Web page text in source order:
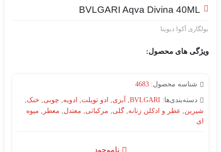
BVLGARI Aqva Divina 40ML
بولگاری آکوا دیوینا
ویژگی های محصول:
شناسه محصول: 4683
دسته‌بندی‌ها: BVLGARI آبزی ادو تویلت ادویه چوبی خنک
شیرین, عطر و ادکلن زنانه, گلی, مرکباتی, معتدل, معطر , میوه
ای
ناموجود